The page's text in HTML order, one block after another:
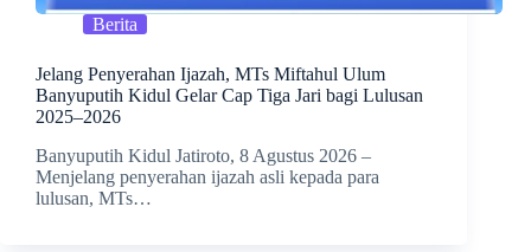
Berita
Jelang Penyerahan Ijazah, MTs Miftahul Ulum
Banyuputih Kidul Gelar Cap Tiga Jari bagi Lulusan
2025–2026
Banyuputih Kidul Jatiroto, 8 Agustus 2026 –
Menjelang penyerahan ijazah asli kepada para
lulusan, MTs…